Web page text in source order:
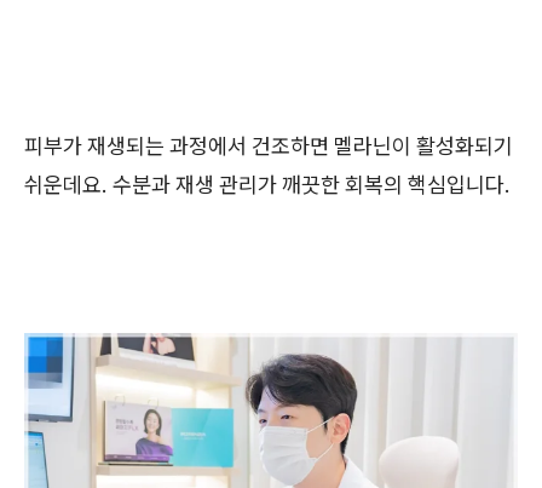
피부가 재생되는 과정에서 건조하면 멜라닌이 활성화되기
쉬운데요. 수분과 재생 관리가 깨끗한 회복의 핵심입니다.